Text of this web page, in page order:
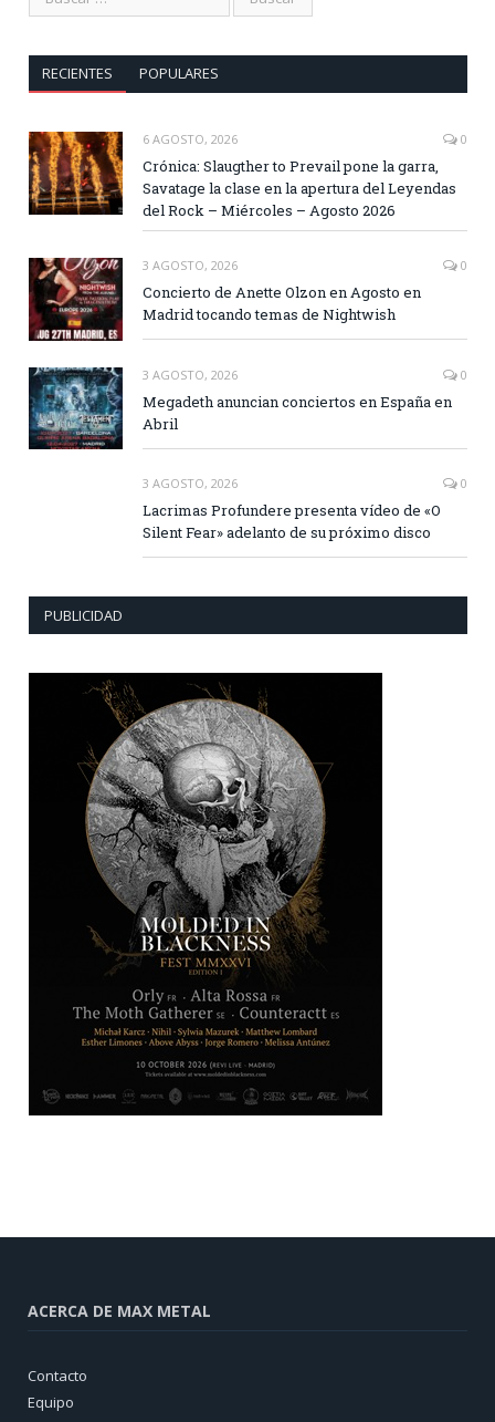
RECIENTES POPULARES
6 AGOSTO, 2026 0
Crónica: Slaugther to Prevail pone la garra,
Savatage la clase en la apertura del Leyendas
del Rock – Miércoles – Agosto 2026
3 AGOSTO, 2026 0
Concierto de Anette Olzon en Agosto en
Madrid tocando temas de Nightwish
3 AGOSTO, 2026 0
Megadeth anuncian conciertos en España en
Abril
3 AGOSTO, 2026 0
Lacrimas Profundere presenta vídeo de «O
Silent Fear» adelanto de su próximo disco
PUBLICIDAD
ACERCA DE MAX METAL
Contacto
Equipo